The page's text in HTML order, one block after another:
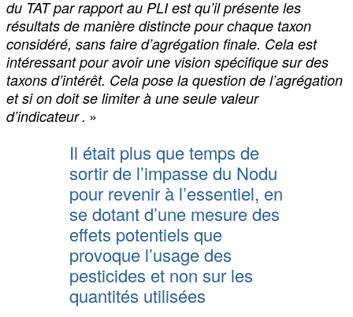
du TAT par rapport au PLI est qu’il présente les
résultats de manière distincte pour chaque taxon
considéré, sans faire d’agrégation finale. Cela est
intéressant pour avoir une vision spécifique sur des
taxons d’intérêt. Cela pose la question de l’agrégation
et si on doit se limiter à une seule valeur
d’indicateur . »
Il était plus que temps de
sortir de l’impasse du Nodu
pour revenir à l’essentiel, en
se dotant d’une mesure des
effets potentiels que
provoque l’usage des
pesticides et non sur les
quantités utilisées